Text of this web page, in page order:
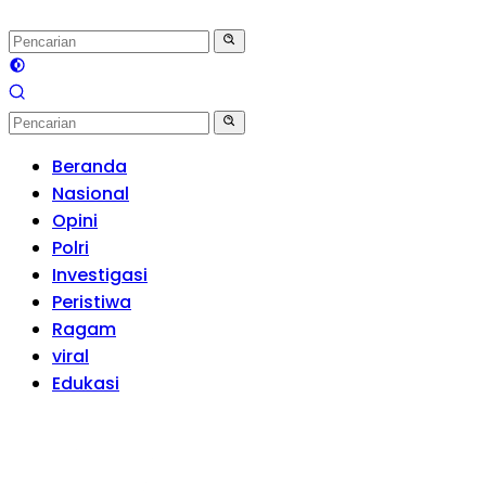
Beranda
Nasional
Opini
Polri
Investigasi
Peristiwa
Ragam
viral
Edukasi